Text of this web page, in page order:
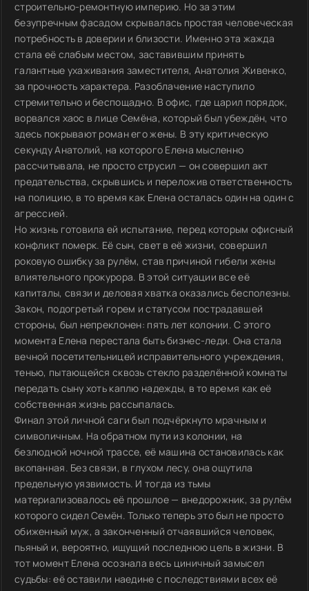
строительно-ремонтную империю. Но за этим
безупречным фасадом скрывалась простая человеческая
потребность в доверии и близости. Именно эта жажда
стала её слабым местом, заставившим принять
галантные ухаживания заместителя, Анатолия Живенко,
за прочность характера. Разоблачение наступило
стремительно и беспощадно. В офис, где царил порядок,
ворвался хаос в лице Семёна, который был убеждён, что
здесь покрывают роман его жены. В эту критическую
секунду Анатолий, на которого Елена мысленно
рассчитывала, не просто струсил — он совершил акт
предательства, скрывшись и переложив ответственность
на полицию, в то время как Елена осталась один на один с
агрессией.
Но жизнь готовила ей испытание, перед которым офисный
конфликт померк. Её сын, свет в её жизни, совершил
роковую ошибку за рулём, став причиной гибели жены
влиятельного прокурора. В этой ситуации все её
капиталы, связи и деловая хватка оказались бесполезны.
Закон, подогретый горем и статусом пострадавшей
стороны, был непреклонен: пять лет колонии. С этого
момента Елена перестала быть бизнес-леди. Она стала
вечной посетительницей исправительного учреждения,
тенью, пытающейся сквозь стекло разделённой комнаты
передать сыну хоть каплю надежды, в то время как её
собственная жизнь рассыпалась.
Финал этой личной саги был подчёркнуто мрачным и
символичным. На обратном пути из колонии, на
безлюдной ночной трассе, её машина остановилась как
вкопанная. Без связи, в глухом лесу, она ощутила
предельную уязвимость. И тогда из тьмы
материализовалось её прошлое — внедорожник, за рулём
которого сидел Семён. Только теперь это был не просто
обиженный муж, а законченный отчаявшийся человек,
пьяный и, вероятно, ищущий последнюю цель в жизни. В
тот момент Елена осознала весь циничный замысел
судьбы: её оставили наедине с последствиями всех её